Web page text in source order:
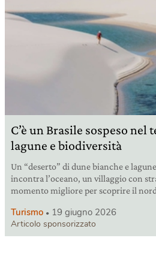
C’è un Brasile sospeso nel
lagune e biodiversità
Un “deserto” di dune bianche e
incontra l’oceano, un villaggio con
momento migliore per scoprire il
Turismo 19 giugno 2026
Articolo sponsorizzato